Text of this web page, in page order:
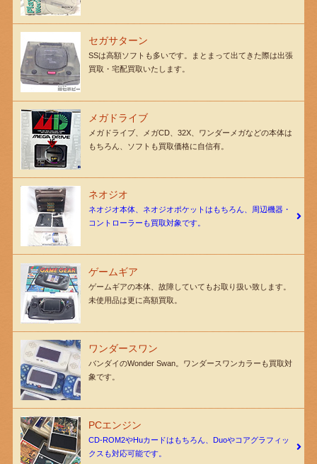
セガサターン
SSは高額ソフトも多いです。まとまって出てきた際は出張
買取・宅配買取いたします。
メガドライブ
メガドライブ、メガCD、32X、ワンダーメガなどの本体は
もちろん、ソフトも買取価格に自信有。
ネオジオ
ネオジオ本体、ネオジオポケットはもちろん、周辺機器・
コントローラーも買取対象です。
ゲームギア
ゲームギアの本体、故障していてもお取り扱い致します。
未使用品は更に高額買取。
ワンダースワン
バンダイのWonder Swan。ワンダースワンカラーも買取対
象です。
PCエンジン
CD-ROM2やHuカードはもちろん、Duoやコアグラフィッ
クスも対応可能です。